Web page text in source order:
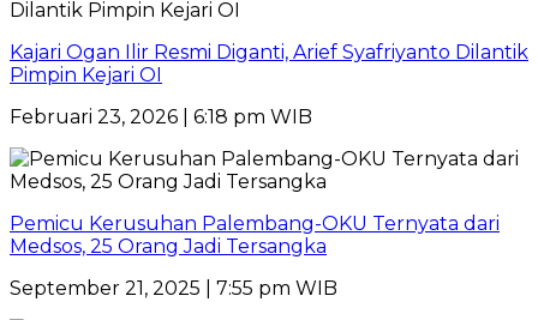
Kajari Ogan Ilir Resmi Diganti, Arief Syafriyanto Dilantik
Pimpin Kejari OI
Februari 23, 2026 | 6:18 pm WIB
Pemicu Kerusuhan Palembang-OKU Ternyata dari
Medsos, 25 Orang Jadi Tersangka
September 21, 2025 | 7:55 pm WIB